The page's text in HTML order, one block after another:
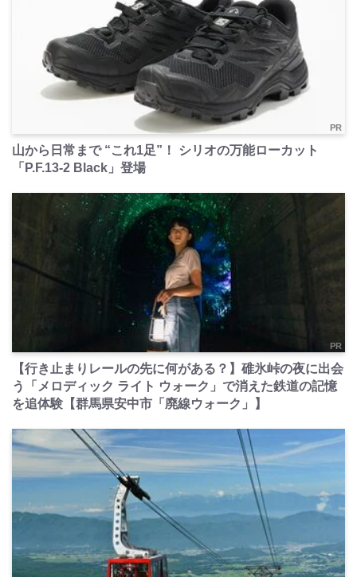
PR
山から日常まで “これ1足”！ シリオの万能ローカット
「P.F.13-2 Black」登場
PR
【行き止まりレールの先に何がある？】碓氷峠の夜に出会
う「メロディック ライト ウォーク」で消えた鉄道の記憶
を追体験【群馬県安中市「廃線ウォーク」】